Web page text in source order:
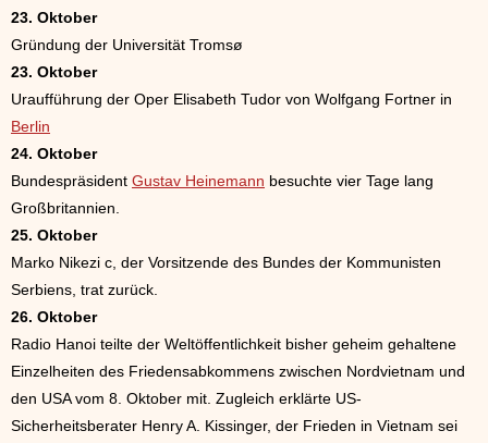
23. Oktober
Gründung der Universität Tromsø
23. Oktober
Uraufführung der Oper Elisabeth Tudor von Wolfgang Fortner in
Berlin
24. Oktober
Bundespräsident Gustav Heinemann besuchte vier Tage lang
Großbritannien.
25. Oktober
Marko Nikezi c, der Vorsitzende des Bundes der Kommunisten
Serbiens, trat zurück.
26. Oktober
Radio Hanoi teilte der Weltöffentlichkeit bisher geheim gehaltene
Einzelheiten des Friedensabkommens zwischen Nordvietnam und
den USA vom 8. Oktober mit. Zugleich erklärte US-
Sicherheitsberater Henry A. Kissinger, der Frieden in Vietnam sei